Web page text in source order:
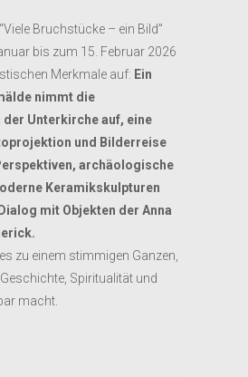
Bruchstücke – ein Bild”
bis zum 15. Februar 2026
Merkmale auf: Ein
nimmt die
Unterkirche auf, eine
und Bilderreise
archäologische
Keramikskulpturen
mit Objekten der Anna
zu einem stimmigen Ganzen,
Spiritualität und
macht.